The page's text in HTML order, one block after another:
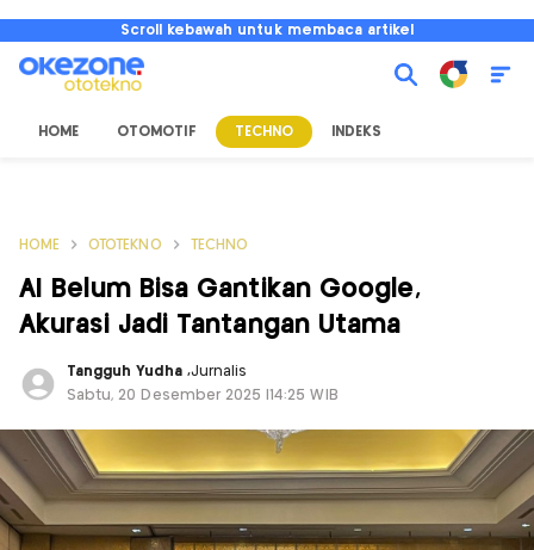
Scroll kebawah untuk membaca artikel
HOME OTOMOTIF TECHNO INDEKS
HOME OTOTEKNO TECHNO
AI Belum Bisa Gantikan Google,
Akurasi Jadi Tantangan Utama
Tangguh Yudha ,Jurnalis
Sabtu, 20 Desember 2025 |14:25 WIB